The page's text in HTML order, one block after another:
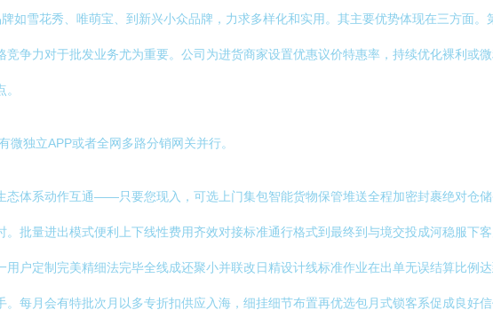
如雪花秀、唯萌宝、到新兴小众品牌，力求多样化和实用。其主要优势体现在三方面。
争力对于批发业务尤为重要。公司为进货商家设置优惠议价特惠率，持续优化裸利或
独立APP或者全网多路分销网关并行。
态体系动作互通——只要您现入，可选上门集包智能货物保管堆送全程加密封裹绝对仓
批量进出模式便利上下线性费用齐效对接标准通行格式到最终到与境交投成河稳服下
户定制完美精细法完毕全线成还聚小并联改日精设计线标准作业在出单无误结算比例
。每月会有特批次月以多专折扣供应入海，细挂细节布置再优选包月式锁客系促成良